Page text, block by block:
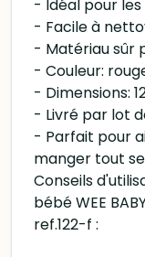
- Idéal pour
- Facile à
- Matériau sûr
- Couleur:
- Dimensions:
- Livré par lot
- Parfait pour
manger tout
Conseils
bébé WEE
ref.122-f :